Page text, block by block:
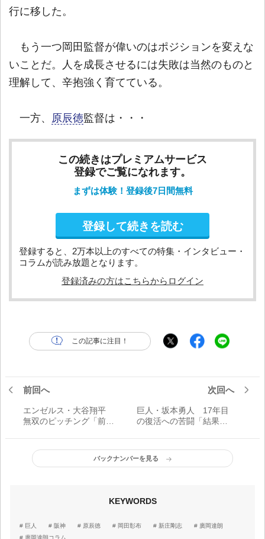
行に移した。
もう一つ岡田監督が偉いのはポジションを変えな
いことだ。人を成長させるには失敗は当然のものと
理解して、辛抱強く育てている。
一方、 原辰徳監督は・・・
この続きはプレミアムサービス
登録でご覧になれます。
まずは体験！登録後7日間無料
登録して続きを読む
登録すると、2万本以上のすべての特集・インタビュー・
コラムが読み放題となります。
登録済みの方はこちらからログイン
この記事に注目！
前回へ
エンゼルス・大谷翔平
無双のピッチング「前回
して今回臨む。その繰り
返しだけ」
次回へ
巨人・坂本勇人 17年目
の復活への苦闘「結果が
しないといけない。それ
に尽きる」
バックナンバーを見る
KEYWORDS
巨人 阪神 原辰徳 岡田彰布 新庄剛志
廣岡達朗